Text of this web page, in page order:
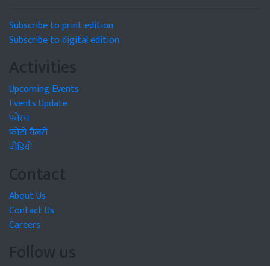
Subscribe to print edition
Subscribe to digital edition
Activities
Upcoming Events
Events Update
फोरम
फोटो गैलरी
वीडियो
Contact
About Us
Contact Us
Careers
Follow us